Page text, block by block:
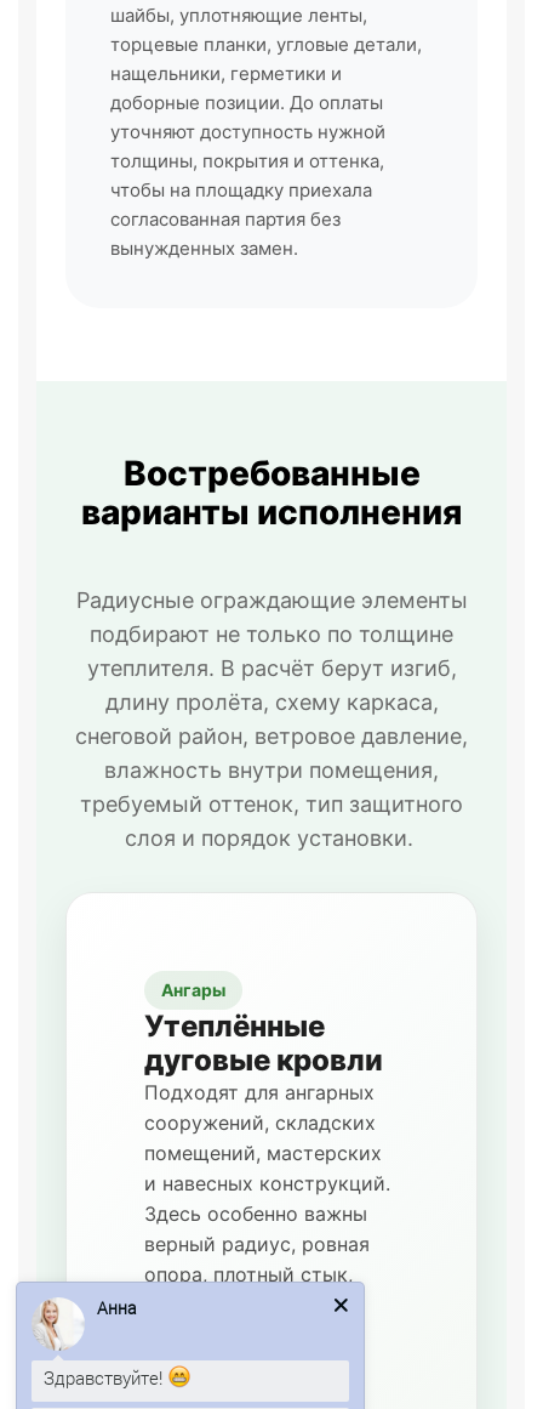
шайбы, уплотняющие ленты,
торцевые планки, угловые детали,
нащельники, герметики и
доборные позиции. До оплаты
уточняют доступность нужной
толщины, покрытия и оттенка,
чтобы на площадку приехала
согласованная партия без
вынужденных замен.
Востребованные
варианты исполнения
Радиусные ограждающие элементы
подбирают не только по толщине
утеплителя. В расчёт берут изгиб,
длину пролёта, схему каркаса,
снеговой район, ветровое давление,
влажность внутри помещения,
требуемый оттенок, тип защитного
слоя и порядок установки.
Ангары
Утеплённые
дуговые кровли
Подходят для ангарных
сооружений, складских
помещений, мастерских
и навесных конструкций.
Здесь особенно важны
верный радиус, ровная
опора, плотный стык,
грамотная раскладка
торцевые зоны без
выхода ППУ наружу.
Анна
Здравствуйте!